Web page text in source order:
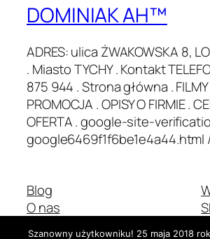
DOMINIAK AH™
ADRES: ulica ŻWAKOWSKA 8,
. Miasto TYCHY . Kontakt
875 944 . Strona główna . FILMY
PROMOCJA . OPISY O FIRMIE .
OFERTA . google-site-
google6469f1f6be1e4a44.html
Blog
O nas
Szanowny użytkowniku! 25 maja 2018